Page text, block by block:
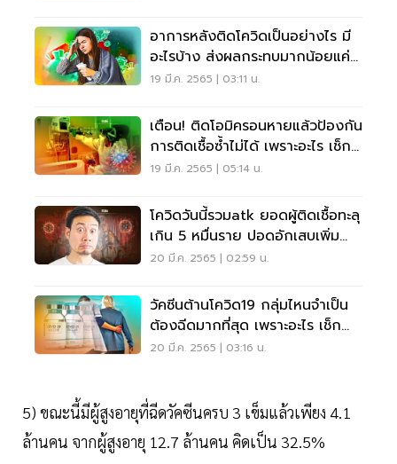
อาการหลังติดโควิดเป็นอย่างไร มี
อะไรบ้าง ส่งผลกระทบมากน้อยแค่
ไหน เช็กเลย
19 มี.ค. 2565 | 03:11 น.
เตือน! ติดโอมิครอนหายแล้วป้องกัน
การติดเชื้อซ้ำไม่ได้ เพราะอะไร เช็ก
เลย
19 มี.ค. 2565 | 05:14 น.
โควิดวันนี้รวมatk ยอดผู้ติดเชื้อทะลุ
เกิน 5 หมื่นราย ปอดอักเสบเพิ่ม
8.56%
20 มี.ค. 2565 | 02:59 น.
วัคซีนต้านโควิด19 กลุ่มไหนจำเป็น
ต้องฉีดมากที่สุด เพราะอะไร เช็ก
เลย
20 มี.ค. 2565 | 03:16 น.
5) ขณะนี้มีผู้สูงอายุที่ฉีดวัคซีนครบ 3 เข็มแล้วเพียง 4.1
ล้านคน จากผู้สูงอายุ 12.7 ล้านคน คิดเป็น 32.5%